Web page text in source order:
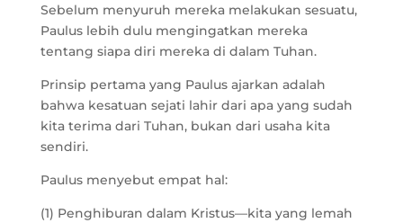
Sebelum menyuruh mereka melakukan sesuatu,
Paulus lebih dulu mengingatkan mereka
tentang siapa diri mereka di dalam Tuhan.
Prinsip pertama yang Paulus ajarkan adalah
bahwa kesatuan sejati lahir dari apa yang sudah
kita terima dari Tuhan, bukan dari usaha kita
sendiri.
Paulus menyebut empat hal:
(1) Penghiburan dalam Kristus—kita yang lemah